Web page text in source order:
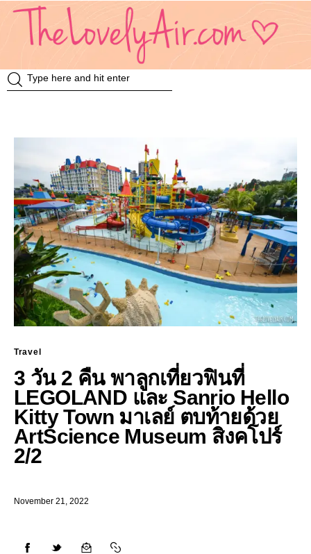
Knowledge
Insurance
VDO
Event & Activities
แม่แอร์ป้ายยา
Travel
3 วัน 2 คืน พาลูกเที่ยวฟินที่
LEGOLAND และ Sanrio Hello
Kitty Town มาเลย์ ตบท้ายด้วย
ArtScience Museum สิงคโปร์
2/2
November 21, 2022